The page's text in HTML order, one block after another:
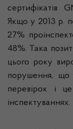
сертифікатів
Якщо у 2013 р.
27%
48%. Така
цього року
порушення, що
перевірок і
інспектуваннях.